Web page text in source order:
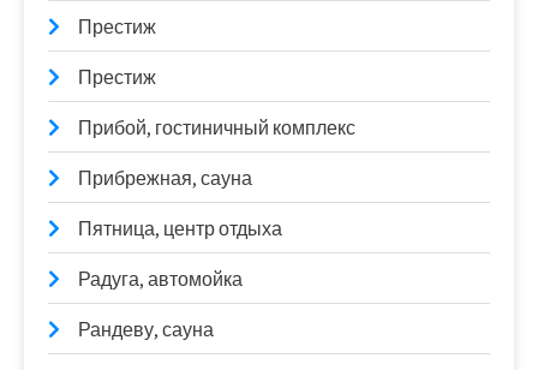
Престиж
Престиж
Прибой, гостиничный комплекс
Прибрежная, сауна
Пятница, центр отдыха
Радуга, автомойка
Рандеву, сауна